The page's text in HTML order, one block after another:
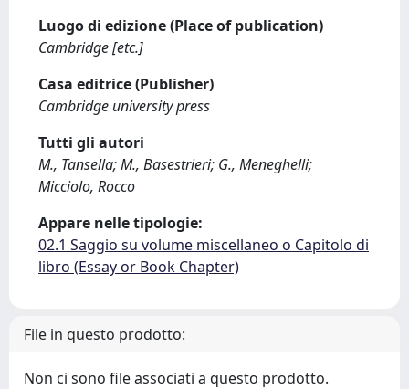
Luogo di edizione (Place of publication)
Cambridge [etc.]
Casa editrice (Publisher)
Cambridge university press
Tutti gli autori
M., Tansella; M., Basestrieri; G., Meneghelli;
Micciolo, Rocco
Appare nelle tipologie:
02.1 Saggio su volume miscellaneo o Capitolo di
libro (Essay or Book Chapter)
File in questo prodotto:
Non ci sono file associati a questo prodotto.